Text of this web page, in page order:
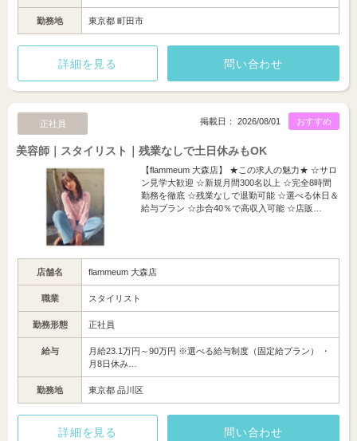
勤務地 東京都 町田市
詳細を見る 問い合わせ
正社員 おすすめ
掲載日： 2026/08/01
美容師｜スタイリスト｜残業なしで土日休みもOK
【flammeum 大森店】 ★この求人の魅力★ ☆サロ
ン見学大歓迎 ☆新規月間300名以上 ☆完全8時間
勤務を徹底 ☆残業なしで退勤可能 ☆選べる休日＆
給与プラン ☆歩合40％で高収入可能 ☆店販…
店舗名 flammeum 大森店
職業 スタイリスト
勤務形態 正社員
給与
月給23.1万円～90万円 ※選べる給与制度（固定給プラン） ・
月8日休み…
勤務地 東京都 品川区
詳細を見る 問い合わせ